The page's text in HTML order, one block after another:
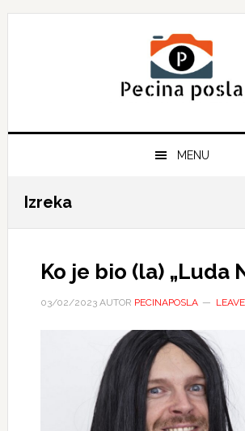
Skip
Skip
Skip
MENU
Izreka
Ko je bio (la) „Luda
03/02/2023AUTOR PECINAPOSLA